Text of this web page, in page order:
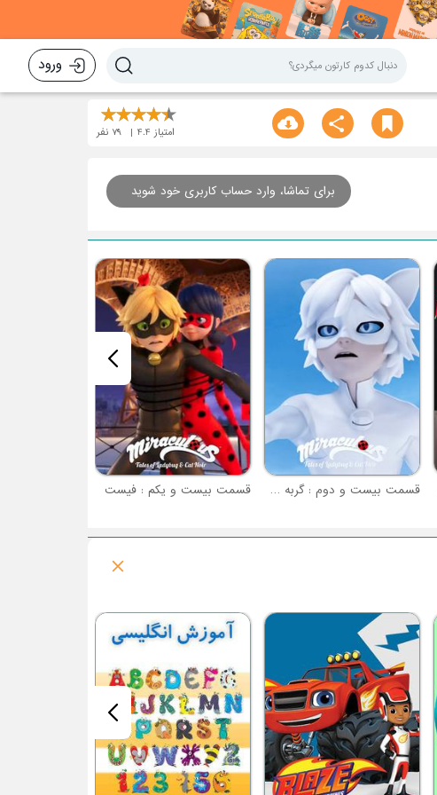
ورود
امتیاز 4.4
79 نفر
برای تماشا، وارد حساب کاربری خود شوید
قسمت بیست و دوم : گربه سفید قسمت بیست و یکم : فیست